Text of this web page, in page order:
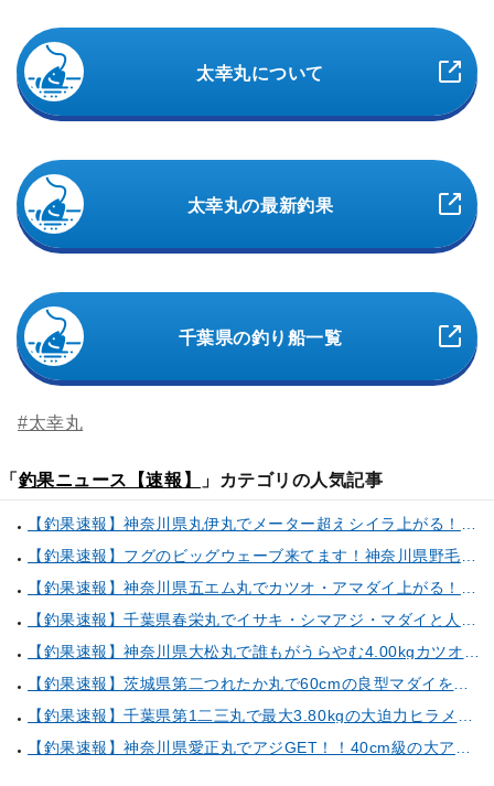
太幸丸について
太幸丸の最新釣果
千葉県の釣り船一覧
#太幸丸
「 釣果ニュース【速報】 」カテゴリの人気記事
【釣果速報】神奈川県丸伊丸でメーター超えシイラ上がる！夏の海のモンスターと勝負したいなら今すぐ予約を！
【釣果速報】フグのビッグウェーブ来てます！神奈川県野毛屋釣船店で38cmのショウサイフグGET！このチャンスを逃すな！
【釣果速報】神奈川県五エム丸でカツオ・アマダイ上がる！イトヨリ・カサゴ・鬼カサゴなどゲストも多種多様！充実の釣行をお約束します！
【釣果速報】千葉県春栄丸でイサキ・シマアジ・マダイと人気魚種続々ゲット！いろいろな魚との出会いを楽しみたい人は即予約を！
【釣果速報】神奈川県大松丸で誰もがうらやむ4.00kgカツオをキャッチ！あなたも乗船して青物三昧しませんか？
【釣果速報】茨城県第二つれたか丸で60cmの良型マダイをキャッチ！アジのアタリも好調！人気者を一気にゲットできるリレー船が今、大人気！
【釣果速報】千葉県第1二三丸で最大3.80kgの大迫力ヒラメ獲れる！憧れの巨大根魚に出会う船の旅に出ませんか？
【釣果速報】神奈川県愛正丸でアジGET！！40cm級の大アジもお目見え！？ぜひスカッと釣りに来てください！